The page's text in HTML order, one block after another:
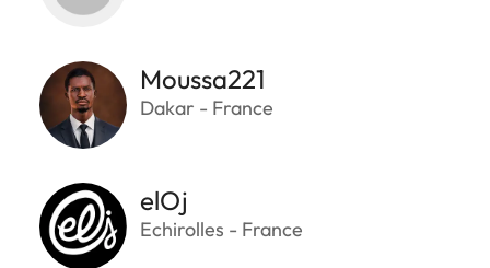
Moussa221
Dakar - France
elOj
Echirolles - France